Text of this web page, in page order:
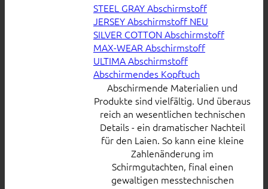
STEEL GRAY Abschirmstoff
JERSEY Abschirmstoff
SILVER COTTON Abschirmstoff
MAX-WEAR Abschirmstoff
ULTIMA Abschirmstoff
Abschirmendes Kopftuch
Abschirmende Materialien und
Produkte sind vielfältig. Und überaus
reich an wesentlichen technischen
Details - ein dramatischer Nachteil
für den Laien. So kann eine kleine
Zahlenänderung im
Schirmgutachten, final einen
gewaltigen messtechnischen